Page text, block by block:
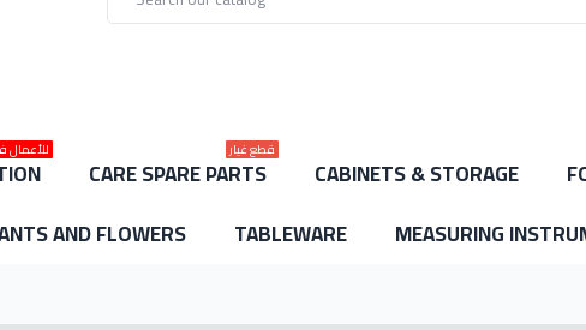
CARE SPARE PARTS
قطع غيار
CABINETS & STORAGE
AND FLOWERS
TABLEWARE MEASURING